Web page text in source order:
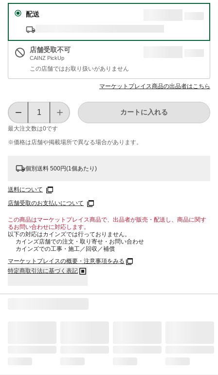
配送
店舗受取不可
CAINZ PickUp
この店舗ではお取り扱いがありません
マーケットプレイス商品の出品者はこちら
最大注文数は0です
カートに入れる
※価格は​店舗や​掲載場所で​異なる​場合が​あります。
個別送料 500円(1個あたり)
送料について
店舗受取のお支払いについて
この商品はマーケットプレイス商品で、出品者が販売・配送し、商品に関す
るお問い合わせに対応します。
以下の対応はカインズでは行っておりません。
カインズ店舗での注文・取り寄せ・お問い合わせ
カインズでの工事・施工／回収／補償
マーケットプレイスの概要・注意事項をみる
特定商取引法に基づく表記